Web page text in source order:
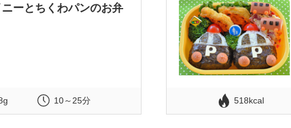
ニーとちくわパンのお弁
10～25分 518kcal